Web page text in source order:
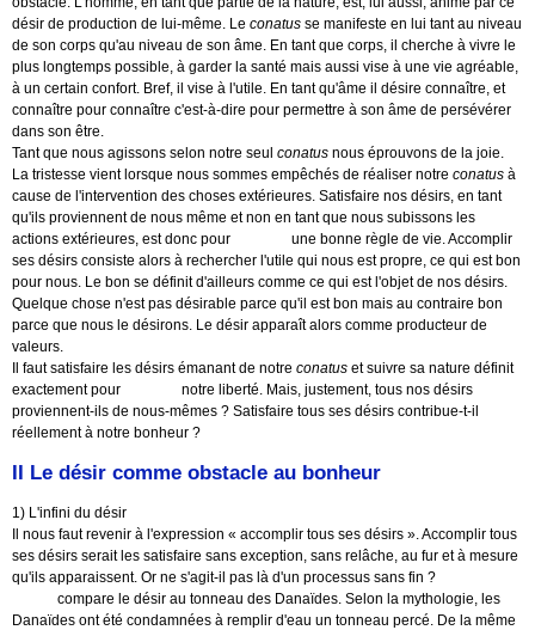
désir de production de lui-même. Le conatus se manifeste en lui tant au niveau
de son corps qu'au niveau de son âme. En tant que corps, il cherche à vivre le
plus longtemps possible, à garder la santé mais aussi vise à une vie agréable,
à un certain confort. Bref, il vise à l'utile. En tant qu'âme il désire connaître, et
connaître pour connaître c'est-à-dire pour permettre à son âme de persévérer
dans son être.
Tant que nous agissons selon notre seul conatus nous éprouvons de la joie.
La tristesse vient lorsque nous sommes empêchés de réaliser notre conatus à
cause de l'intervention des choses extérieures. Satisfaire nos désirs, en tant
qu'ils proviennent de nous même et non en tant que nous subissons les
actions extérieures, est donc pour
une bonne règle de vie. Accomplir
ses désirs consiste alors à rechercher l'utile qui nous est propre, ce qui est bon
pour nous. Le bon se définit d'ailleurs comme ce qui est l'objet de nos désirs.
Quelque chose n'est pas désirable parce qu'il est bon mais au contraire bon
parce que nous le désirons. Le désir apparaît alors comme producteur de
valeurs.
Il faut satisfaire les désirs émanant de notre conatus et suivre sa nature définit
exactement pour
notre liberté. Mais, justement, tous nos désirs
proviennent-ils de nous-mêmes ? Satisfaire tous ses désirs contribue-t-il
réellement à notre bonheur ?
II Le désir comme obstacle au bonheur
1) L'infini du désir
Il nous faut revenir à l'expression « accomplir tous ses désirs ». Accomplir tous
ses désirs serait les satisfaire sans exception, sans relâche, au fur et à mesure
qu'ils apparaissent. Or ne s'agit-il pas là d'un processus sans fin ?
compare le désir au tonneau des Danaïdes. Selon la mythologie, les
Danaïdes ont été condamnées à remplir d'eau un tonneau percé. De la même